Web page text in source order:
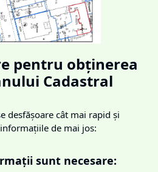
pentru obținerea
Cadastral
desfășoare cât mai rapid și
de mai jos:
sunt necesare: